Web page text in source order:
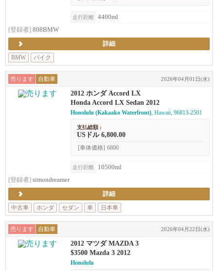
走行距離
4400ml
[登録者] 808BMW
詳細
BMW
バイク
売ります 自動車 2026年04月01日(水)
2012 ホンダ Accord LX
Honda Accord LX Sedan 2012
Honolulu (Kakaako Waterfront), Hawaii, 96813-2501
支払総額 :
USドル 6,800.00
[車体価格] 6800
走行距離
10500ml
[登録者] simondreamer
詳細
中古車
ホンダ セダン 車 日本車
売ります 自動車 2026年04月22日(水)
2012 マツダ MAZDA 3
$3500 Mazda 3 2012
Honolulu